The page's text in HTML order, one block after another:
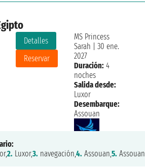
Detalles
Reservar
MS Princess
Sarah
30 ene.
2027
Duración: 4
noches
Salida desde:
Luxor
Desembarque:
Assouan
2. Luxor,3. navegación,4. Assouan,5. Assouan